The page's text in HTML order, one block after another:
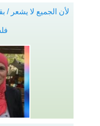
لأن الجميع لا يشعر /